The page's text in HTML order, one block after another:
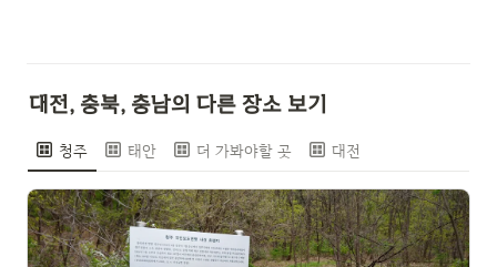
대전, 충북, 충남의 다른 장소 보기
청주 태안 더 가봐야할 곳 대전